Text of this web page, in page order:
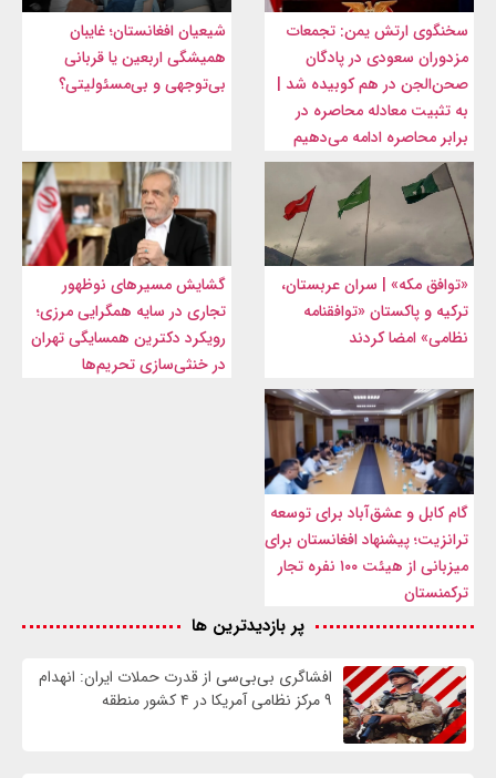
سخنگوی ارتش یمن: تجمعات
مزدوران سعودی در پادگان
صحن‌الجن در هم کوبیده شد |
به تثبیت معادله محاصره در
برابر محاصره ادامه می‌دهیم
شیعیان افغانستان؛ غایبان
همیشگی اربعین یا قربانی
بی‌توجهی و بی‌مسئولیتی؟
«توافق مکه» | سران عربستان،
ترکیه و پاکستان «توافقنامه
نظامی» امضا کردند
گشایش مسیرهای نوظهور
تجاری در سایه همگرایی مرزی؛
رویکرد دکترین همسایگی تهران
در خنثی‌سازی تحریم‌ها
گام کابل و عشق‌آباد برای توسعه
ترانزیت؛ پیشنهاد افغانستان برای
میزبانی از هیئت ۱۰۰ نفره تجار
ترکمنستان
پر بازدیدترین ها
افشاگری بی‌بی‌سی از قدرت حملات ایران: انهدام
۹ مرکز نظامی آمریکا در ۴ کشور منطقه